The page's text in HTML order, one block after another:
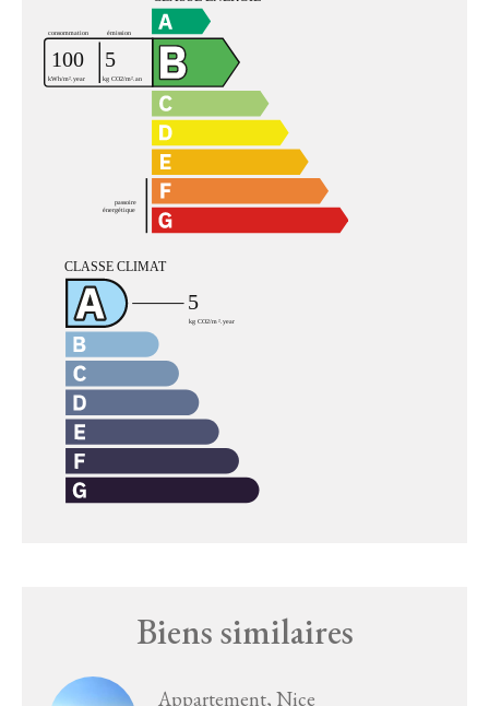
Biens similaires
Appartement, Nice